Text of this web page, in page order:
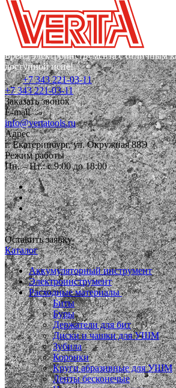
Бренд электроинструмента с отличным
доступной цене!
+7 343 221-03-11
+7 343 221-03-11
Заказать звонок
E-mail
info@vertatools.ru
Адрес
г. Екатеринбург, ул. Окружная 88Э
Режим работы
Пн. – Пт.: с 9:00 до 18:00
Оставить заявку
Каталог
Аккумуляторный инструмент
Электроинструмент
Расходные материалы
Биты
Буры
Держатели для бит
Диски и чашки для УШМ
Зубила
Коронки
Круги абразивные для УШМ
Ленты бесконечые